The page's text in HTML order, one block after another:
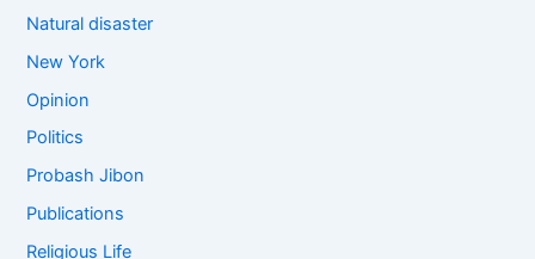
Natural disaster
New York
Opinion
Politics
Probash Jibon
Publications
Religious Life